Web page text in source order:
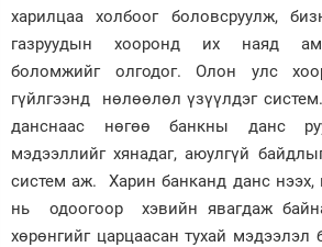
харилцаа холбоог боловсруулж,
газруудын хооронд их наяд
боломжийг олгодог. Олон улс
гүйлгээнд нөлөөлөл үзүүлдэг
данснаас нөгөө банкны данс
мэдээллийг хянадаг, аюулгүй
систем аж. Харин банканд данс
нь одоогоор хэвийн явагдаж
хөрөнгийг царцаасан тухай